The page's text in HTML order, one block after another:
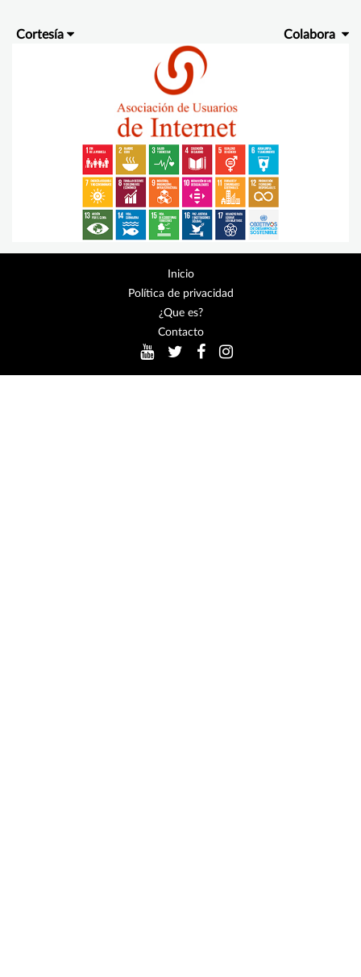
Cortesía Colabora
Inicio
Política de privacidad
¿Que es?
Contacto